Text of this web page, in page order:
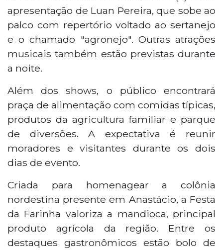
apresentação de Luan Pereira, que sobe ao
palco com repertório voltado ao sertanejo
e o chamado "agronejo". Outras atrações
musicais também estão previstas durante
a noite.
Além dos shows, o público encontrará
praça de alimentação com comidas típicas,
produtos da agricultura familiar e parque
de diversões. A expectativa é reunir
moradores e visitantes durante os dois
dias de evento.
Criada para homenagear a colônia
nordestina presente em Anastácio, a Festa
da Farinha valoriza a mandioca, principal
produto agrícola da região. Entre os
destaques gastronômicos estão bolo de